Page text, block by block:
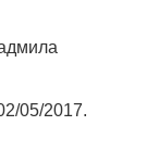
05/2017.